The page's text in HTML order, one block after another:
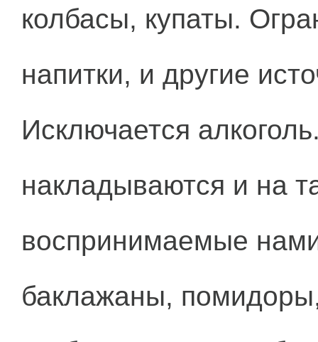
колбасы, купаты.
напитки, и другие
Исключается
накладываются и на
воспринимаемые
баклажаны,